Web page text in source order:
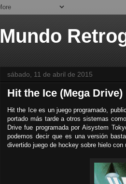
Mundo
sábado, 11 de abril de 2015
Hit the Ice (Mega Drive)
Hit the Ice es un juego programado,
portado más tarde a otros sistemas
Drive fue programada por Aisystem
podemos decir que es una versión
divertido juego de hockey sobre hielo con